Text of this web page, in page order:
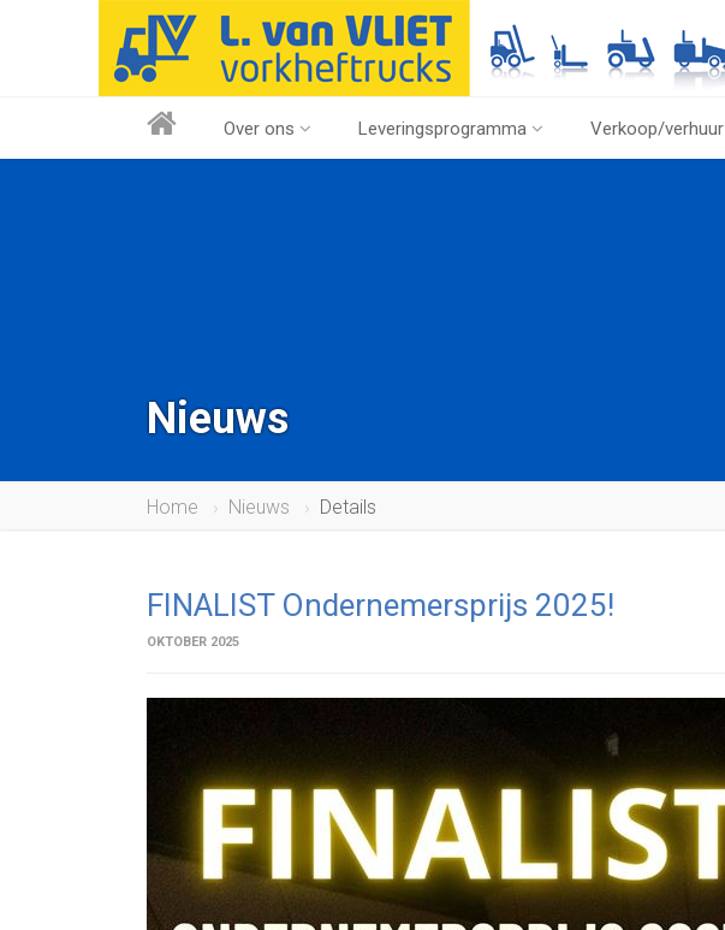
Over ons Leveringsprogramma Verkoop/verhuur
Nieuws
Home Nieuws Details
FINALIST Ondernemersprijs 2025!
OKTOBER 2025